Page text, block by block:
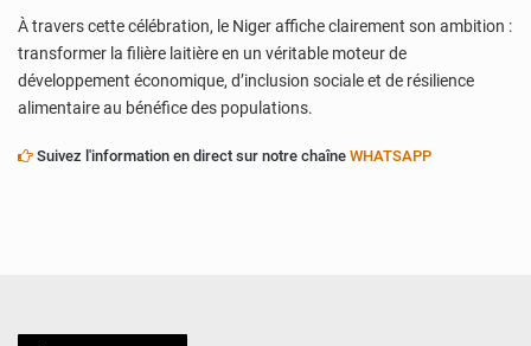
À travers cette célébration, le Niger affiche clairement son ambition :
transformer la filière laitière en un véritable moteur de
développement économique, d’inclusion sociale et de résilience
alimentaire au bénéfice des populations.
Suivez l'information en direct sur notre chaîne WHATSAPP